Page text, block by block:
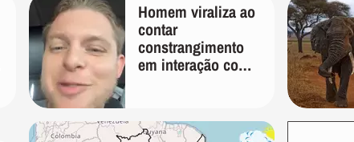
Homem viraliza ao
contar
constrangimento
em interação com